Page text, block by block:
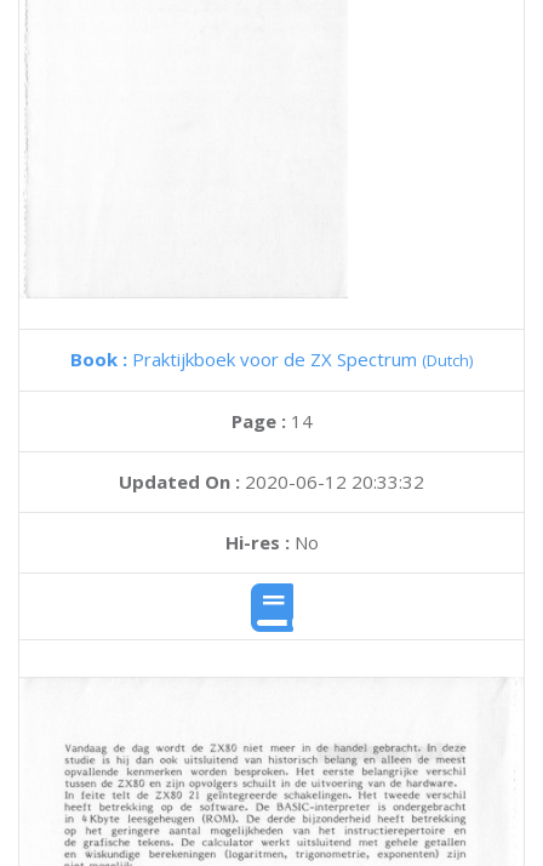
Book : Praktijkboek voor de ZX Spectrum (Dutch)
Page : 14
Updated On : 2020-06-12 20:33:32
Hi-res :No